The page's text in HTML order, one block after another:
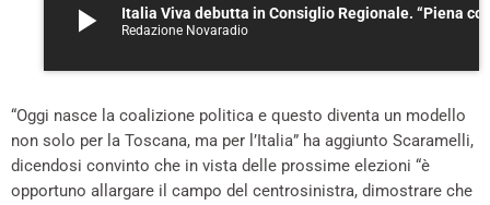
play_arrow Redazione Novaradio
“Oggi nasce la coalizione politica e questo diventa un modello
non solo per la Toscana, ma per l’Italia” ha aggiunto Scaramelli,
dicendosi convinto che in vista delle prossime elezioni “è
opportuno allargare il campo del centrosinistra, dimostrare che